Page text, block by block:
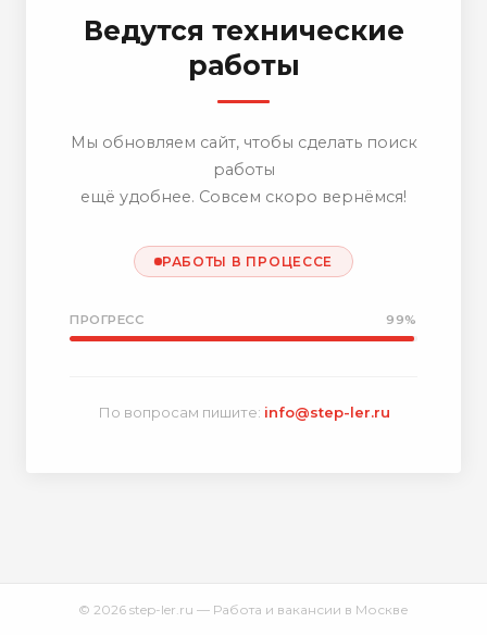
Ведутся технические
работы
Мы обновляем сайт, чтобы сделать поиск
работы
ещё удобнее. Совсем скоро вернёмся!
РАБОТЫ В ПРОЦЕССЕ
ПРОГРЕСС 99%
По вопросам пишите: info@step-ler.ru
© 2026 step-ler.ru — Работа и вакансии в Москве